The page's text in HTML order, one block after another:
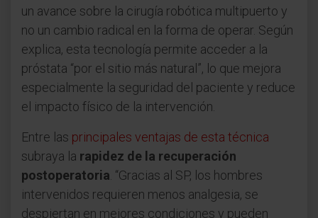
un avance sobre la cirugía robótica multipuerto y
no un cambio radical en la forma de operar. Según
explica, esta tecnología permite acceder a la
próstata “por el sitio más natural”, lo que mejora
especialmente la seguridad del paciente y reduce
el impacto físico de la intervención.
Entre las principales ventajas de esta técnica
subraya la rapidez de la recuperación
postoperatoria . “Gracias al SP, los hombres
intervenidos requieren menos analgesia, se
despiertan en mejores condiciones y pueden